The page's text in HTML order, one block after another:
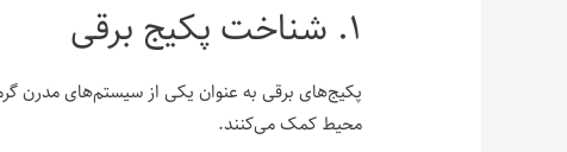
۱. شناخت پکیج برقی
پکیج‌های برقی به عنوان یکی از سیستم‌های مدرن
محیط کمک می‌کنند.